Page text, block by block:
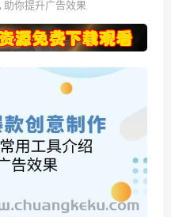
助你提升广告效果